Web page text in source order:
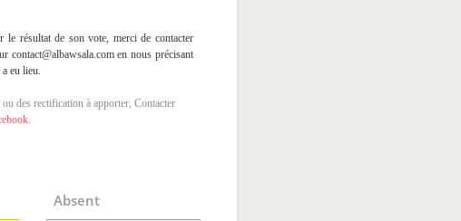
le résultat de son vote, merci de contacter
contact@albawsala.com en nous précisant
eu lieu.
des rectification à apporter, Contacter
.
Absent